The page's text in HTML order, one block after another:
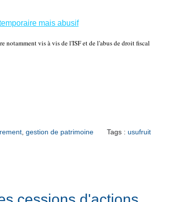
mais abusif
notamment vis à vis de l'ISF et de l'abus de droit fiscal
, gestion de patrimoine Tags : usufruit